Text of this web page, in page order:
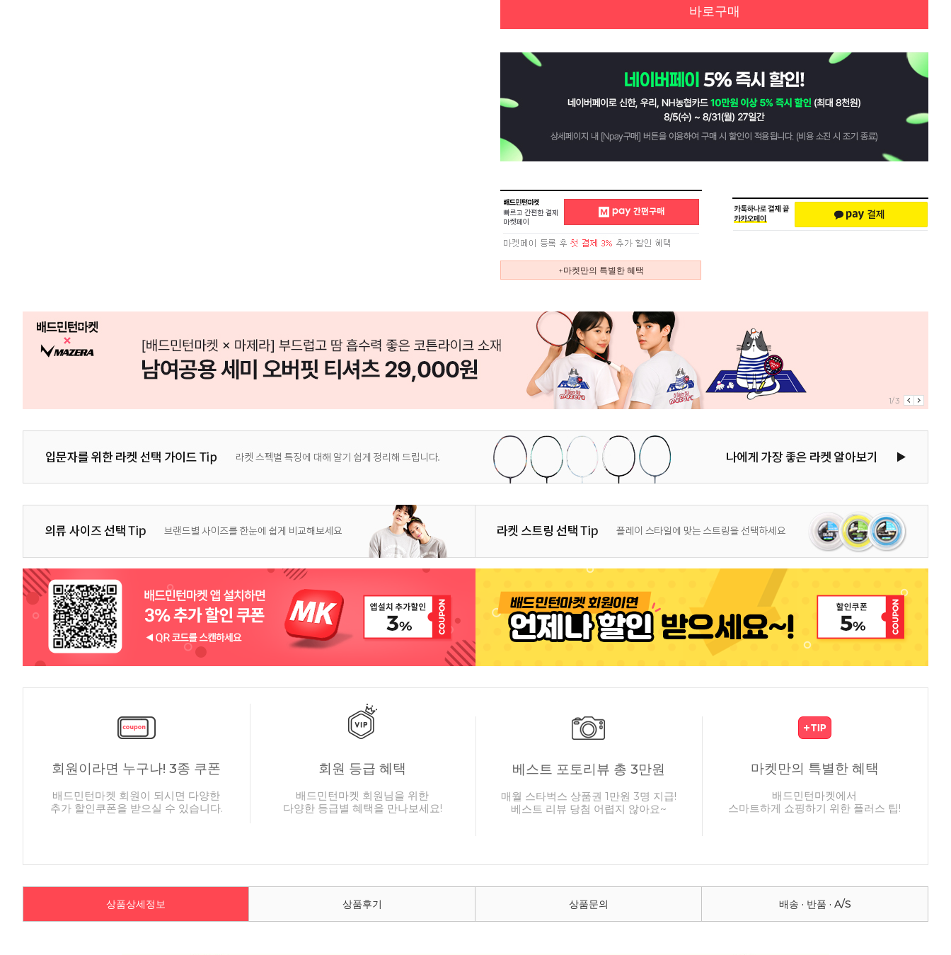
바로구매
+마켓만의 특별한 혜택
1/3
회원이라면 누구나! 3종 쿠폰
배드민턴마켓 회원이 되시면 다양한
추가 할인쿠폰을 받으실 수 있습니다.
회원 등급 혜택
배드민턴마켓 회원님을 위한
다양한 등급별 혜택을 만나보세요!
베스트 포토리뷰 총 3만원
매월 스타벅스 상품권 1만원 3명 지급!
베스트 리뷰 당첨 어렵지 않아요~
마켓만의 특별한 혜택
배드민턴마켓에서
스마트하게 쇼핑하기 위한 플러스 팁!
상품상세정보 상품후기 상품문의 배송 · 반품 · A/S